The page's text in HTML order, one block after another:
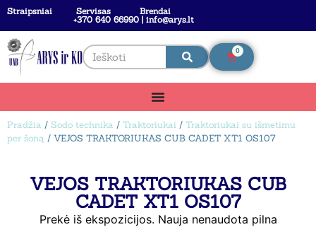
Straipsniai Servisas
Brendai
+370 640 66990 | info@arys.lt
0
Pradžia / Sodo technika / Traktoriukai / Traktoriukai su išmetimu
per šoną / VEJOS TRAKTORIUKAS CUB CADET XT1 OS107
VEJOS TRAKTORIUKAS CUB
CADET XT1 OS107
Prekė iš ekspozicijos. Nauja nenaudota pilna